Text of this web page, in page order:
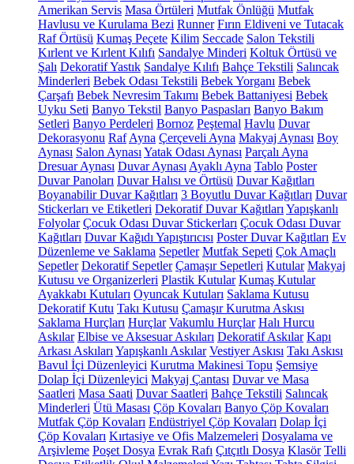
Amerikan Servis Masa Örtüleri Mutfak Önlüğü Mutfak
Havlusu ve Kurulama Bezi Runner Fırın Eldiveni ve Tutacak
Raf Örtüsü Kumaş Peçete Kilim Seccade Salon Tekstili
Kırlent ve Kırlent Kılıfı Sandalye Minderi Koltuk Örtüsü ve
Şalı Dekoratif Yastık Sandalye Kılıfı Bahçe Tekstili Salıncak
Minderleri Bebek Odası Tekstili Bebek Yorganı Bebek
Çarşafı Bebek Nevresim Takımı Bebek Battaniyesi Bebek
Uyku Seti Banyo Tekstil Banyo Paspasları Banyo Bakım
Setleri Banyo Perdeleri Bornoz Peştemal Havlu Duvar
Dekorasyonu Raf Ayna Çerçeveli Ayna Makyaj Aynası Boy
Aynası Salon Aynası Yatak Odası Aynası Parçalı Ayna
Dresuar Aynası Duvar Aynası Ayaklı Ayna Tablo Poster
Duvar Panoları Duvar Halısı ve Örtüsü Duvar Kağıtları
Boyanabilir Duvar Kağıtları 3 Boyutlu Duvar Kağıtları Duvar
Stickerları ve Etiketleri Dekoratif Duvar Kağıtları Yapışkanlı
Folyolar Çocuk Odası Duvar Stickerları Çocuk Odası Duvar
Kağıtları Duvar Kağıdı Yapıştırıcısı Poster Duvar Kağıtları Ev
Düzenleme ve Saklama Sepetler Mutfak Sepeti Çok Amaçlı
Sepetler Dekoratif Sepetler Çamaşır Sepetleri Kutular Makyaj
Kutusu ve Organizerleri Plastik Kutular Kumaş Kutular
Ayakkabı Kutuları Oyuncak Kutuları Saklama Kutusu
Dekoratif Kutu Takı Kutusu Çamaşır Kurutma Askısı
Saklama Hurçları Hurçlar Vakumlu Hurçlar Halı Hurcu
Askılar Elbise ve Aksesuar Askıları Dekoratif Askılar Kapı
Arkası Askıları Yapışkanlı Askılar Vestiyer Askısı Takı Askısı
Bavul İçi Düzenleyici Kurutma Makinesi Topu Şemsiye
Dolap İçi Düzenleyici Makyaj Çantası Duvar ve Masa
Saatleri Masa Saati Duvar Saatleri Bahçe Tekstili Salıncak
Minderleri Ütü Masası Çöp Kovaları Banyo Çöp Kovaları
Mutfak Çöp Kovaları Endüstriyel Çöp Kovaları Dolap İçi
Çöp Kovaları Kırtasiye ve Ofis Malzemeleri Dosyalama ve
Arşivleme Poşet Dosya Evrak Rafı Çıtçıtlı Dosya Klasör Telli